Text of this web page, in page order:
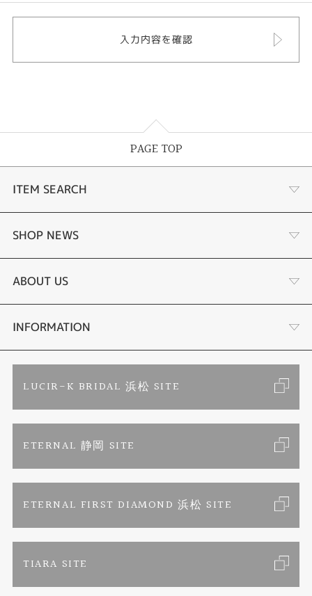
PAGE TOP
ITEM SEARCH
あこや真珠
黒蝶真珠
時計
色石
ジュエリーリフォーム
婚約指輪
Savon de Bijoux
Savon de Bijoux化粧石鹸
SHOP NEWS
個性溢れる色石の魅力
YouTube ルシルケイチャンネル
ブライダルリングサイト
ブランドリスト
ペンを拾うお姉さん
ABOUT US
店舗情報・会社概要
お客様の声
INFORMATION
特定商取引に関する表記
LUCIR-K BRIDAL 浜松 SITE
ETERNAL 静岡 SITE
ETERNAL FIRST DIAMOND 浜松 SITE
TIARA SITE